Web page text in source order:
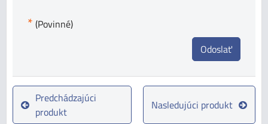
* (Povinné)
Odoslať
Predchádzajúci
produkt
Nasledujúci produkt